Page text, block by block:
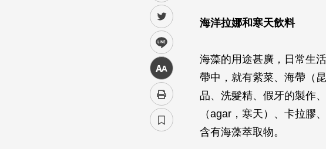
twitter
line
中
海洋拉娜和寒天飲料
海藻的用途甚廣，日常生
帶中，就有紫菜、海帶（
品、洗髮精、假牙的製作
（agar，寒天）、卡拉膠
含有海藻萃取物。